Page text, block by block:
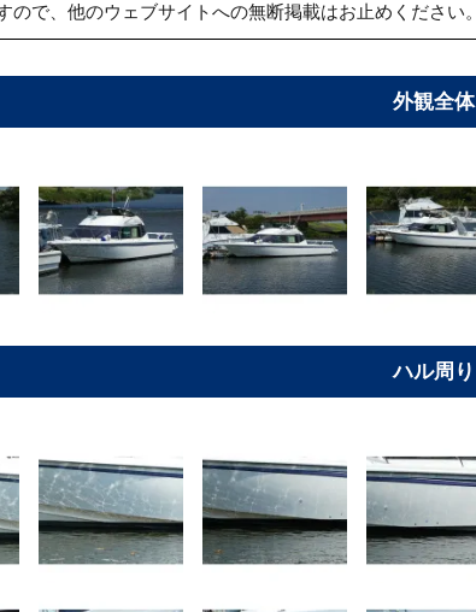
ので、他のウェブサイトへの無断掲載はお止めください。
外観全体
ハル周り